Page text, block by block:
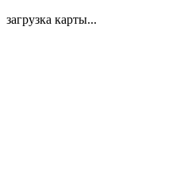
загрузка карты...